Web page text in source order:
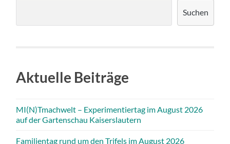
Suchen
Aktuelle Beiträge
MI(N)Tmachwelt – Experimentiertag im August 2026
auf der Gartenschau Kaiserslautern
Familientag rund um den Trifels im August 2026